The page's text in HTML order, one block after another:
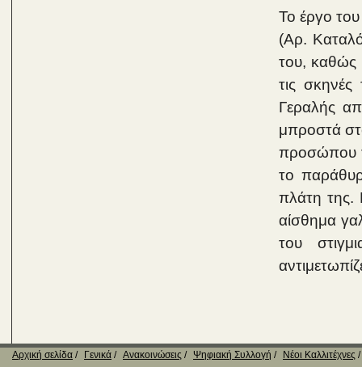
Το έργο
(Αρ.
του, καθώς
τις
Γεραλής
μπροστά
προσώπου
το
πλάτη της.
αίσθημα
του
Αρχική σελίδα Γενικά Ανακοινώσεις Ψηφιακή Συλλογή
Νέοι Καλλιτέχνες